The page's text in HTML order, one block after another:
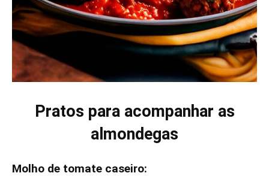
Pratos para acompanhar as
almondegas
Molho de tomate caseiro: